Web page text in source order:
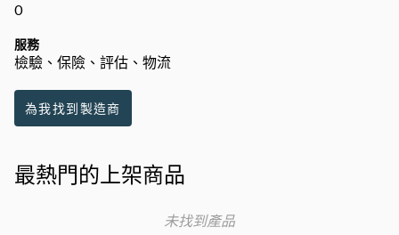
0
服務
檢驗、保險、評估、物流
為我找到製造商
最熱門的上架商品
未找到產品